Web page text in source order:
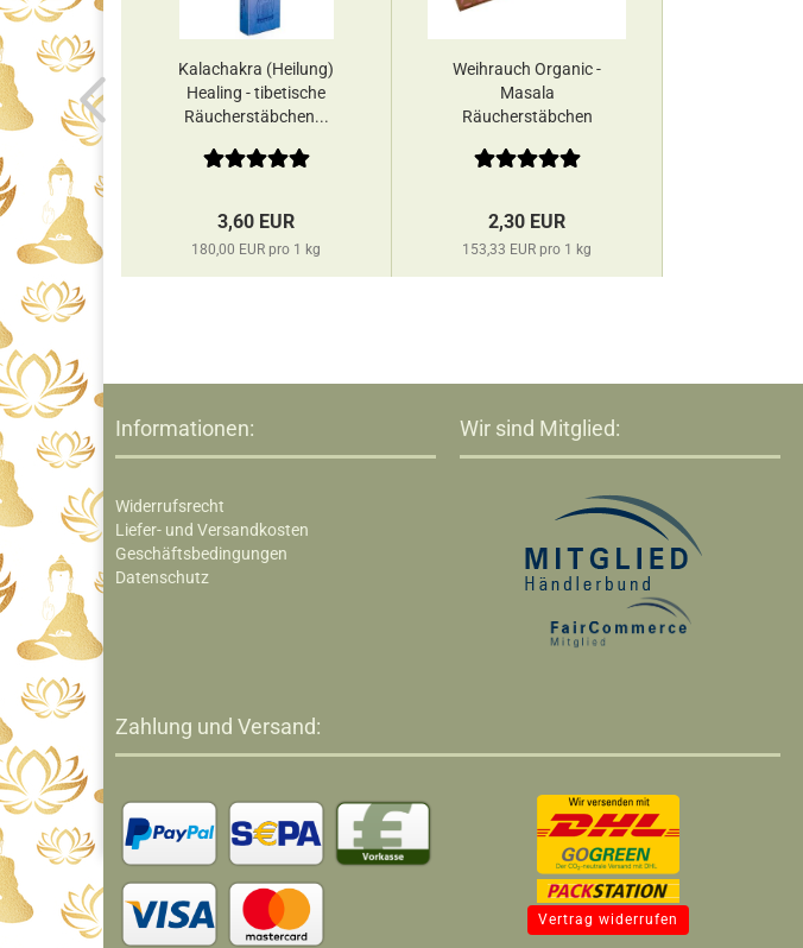
Kalachakra (Heilung)
Healing - tibetische
Räucherstäbchen...
3,60 EUR
180,00 EUR pro 1 kg
Weihrauch Organic -
Masala
Räucherstäbchen
2,30 EUR
153,33 EUR pro 1 kg
Informationen:
Widerrufsrecht
Liefer- und Versandkosten
Geschäftsbedingungen
Datenschutz
Wir sind Mitglied:
Zahlung und Versand:
Vertrag widerrufen